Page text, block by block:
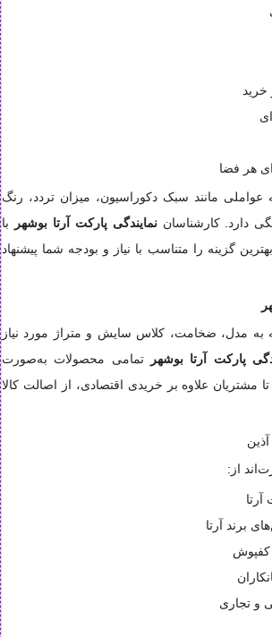
هر فضا
عواملی مانند سبک دکوراسیون، میزان تردد، رنگ
دارد. کارشناساننمایندگی پارکت آرتا بوشهر
با
گزینه را متناسب با نیاز و بودجه شما پیشنهاد
به مدل، ضخامت، کلاس سایش و متراژ مورد نیاز
پارکت آرتا بوشهر
تمامی محصولات به‌صورت
علاوه بر خریدی اقتصادی، از اصالت کالا
از:
برند آرتا
کفپوش
و تجاری